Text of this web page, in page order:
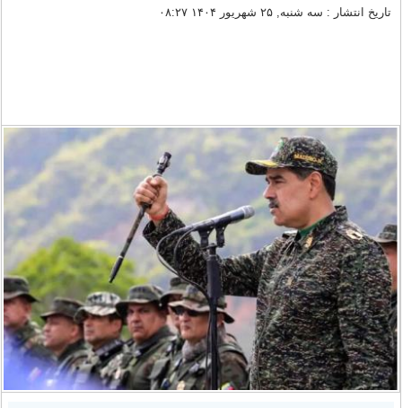
تاریخ انتشار : سه شنبه, ۲۵ شهریور ۱۴۰۴ ۰۸:۲۷